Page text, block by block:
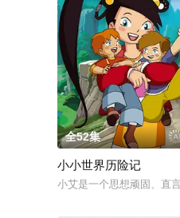
全52集
小小世界历险记
小艾是一个思想顽固、直